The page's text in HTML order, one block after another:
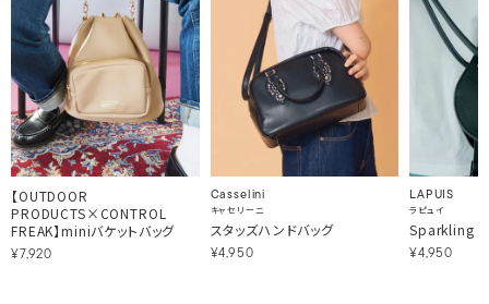
【OUTDOOR
PRODUCTS×CONTROL
FREAK】miniバケットバッグ
¥7,920
Casselini
キャセリーニ
スタッズハンドバッグ
¥4,950
LAPUIS
ラピュイ
Sparkling
¥4,950